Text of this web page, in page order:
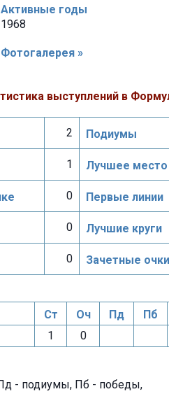
Активные годы
1968
Фотогалерея »
выступлений в
2 Подиумы
1 Лучшее место
0 Первые линии
0 Лучшие круги
0 Зачетные очки
Ст Оч Пд
Пб
1 0
- подиумы, Пб - победы,